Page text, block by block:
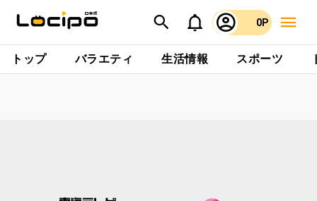
0P
トップ バラエティ 生活情報 スポーツ